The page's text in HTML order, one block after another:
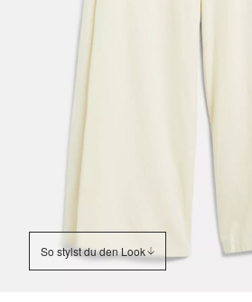
So stylst du den Look